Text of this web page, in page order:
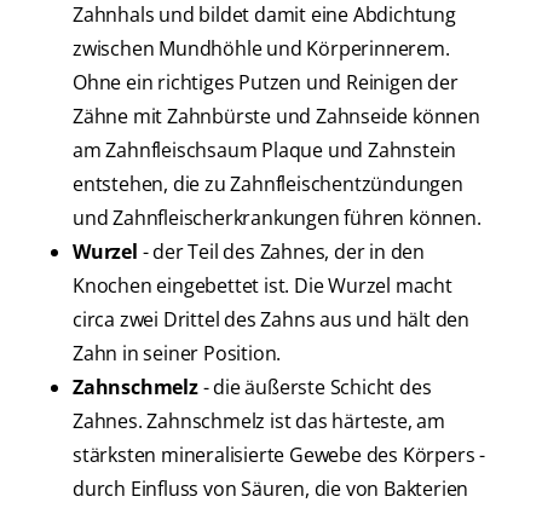
Zahnhals und bildet damit eine Abdichtung
zwischen Mundhöhle und Körperinnerem.
Ohne ein richtiges Putzen und Reinigen der
Zähne mit Zahnbürste und Zahnseide können
am Zahnfleischsaum Plaque und Zahnstein
entstehen, die zu Zahnfleischentzündungen
und Zahnfleischerkrankungen führen können.
Wurzel - der Teil des Zahnes, der in den
Knochen eingebettet ist. Die Wurzel macht
circa zwei Drittel des Zahns aus und hält den
Zahn in seiner Position.
Zahnschmelz- die äußerste Schicht des
Zahnes. Zahnschmelz ist das härteste, am
stärksten mineralisierte Gewebe des Körpers -
durch Einfluss von Säuren, die von Bakterien